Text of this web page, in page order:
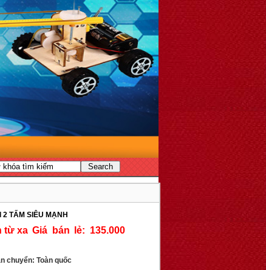
2 TẤM SIÊU MẠNH
Giá bán lẻ: 135.000
chuyển: Toàn quốc